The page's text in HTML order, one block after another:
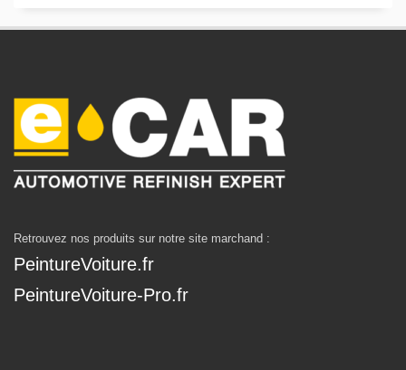
Retrouvez nos produits sur notre site marchand :
PeintureVoiture.fr
PeintureVoiture-Pro.fr